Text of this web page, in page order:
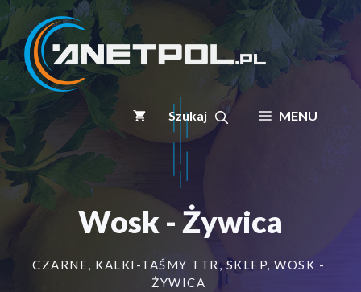
Przejdź
do
treści
MENU
Wosk - Żywica
CZARNE, KALKI-TAŚMY TTR, SKLEP, WOSK -
ŻYWICA